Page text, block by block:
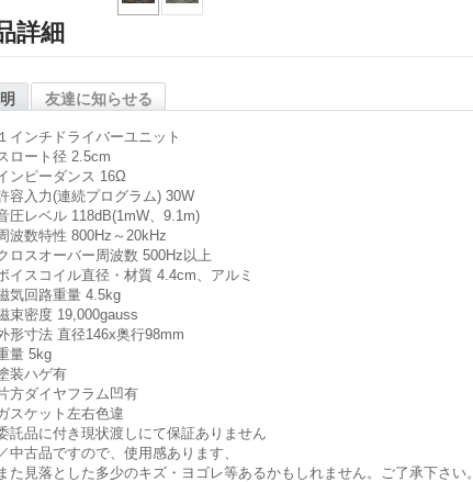
詳細
友達に知らせる
１インチドライバーユニット
ロート径 2.5cm
ンピーダンス 16Ω
容入力(連続プログラム) 30W
圧レベル 118dB(1mW、9.1m)
波数特性 800Hz～20kHz
ロスオーバー周波数 500Hz以上
イスコイル直径・材質 4.4cm、アルミ
気回路重量 4.5kg
束密度 19,000gauss
形寸法 直径146x奥行98mm
量 5kg
装ハゲ有
方ダイヤフラム凹有
スケット左右色違
託品に付き現状渡しにて保証ありません
中古品ですので、使用感あります、
た見落とした多少のキズ・ヨゴレ等あるかもしれません。ご了承下さい。